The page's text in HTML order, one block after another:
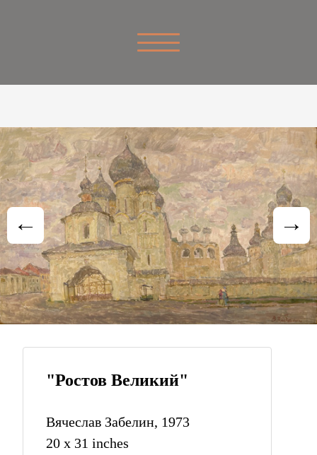
"Ростов Великий"
Вячеслав Забелин, 1973
20 x 31 inches